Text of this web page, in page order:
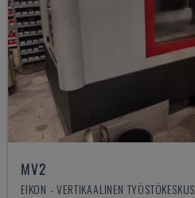
MV2
EIKON - VERTIKAALINEN TYÖSTÖKESKUS